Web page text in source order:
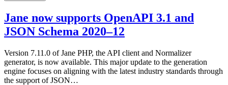
Jane now supports OpenAPI 3.1 and
JSON Schema 2020–12
Version 7.11.0 of Jane PHP, the API client and Normalizer
generator, is now available. This major update to the generation
engine focuses on aligning with the latest industry standards through
the support of JSON…